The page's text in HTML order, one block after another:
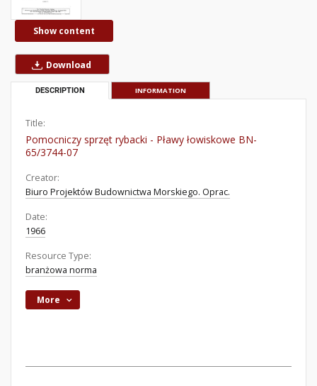
Show content
Download
DESCRIPTION INFORMATION
Title:
Pomocniczy sprzęt rybacki - Pławy łowiskowe BN-
65/3744-07
Creator:
Biuro Projektów Budownictwa Morskiego. Oprac.
Date:
1966
Resource Type:
branżowa norma
More